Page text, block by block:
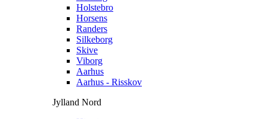
Holstebro
Horsens
Randers
Silkeborg
Skive
Viborg
Aarhus
Aarhus - Risskov
Jylland Nord